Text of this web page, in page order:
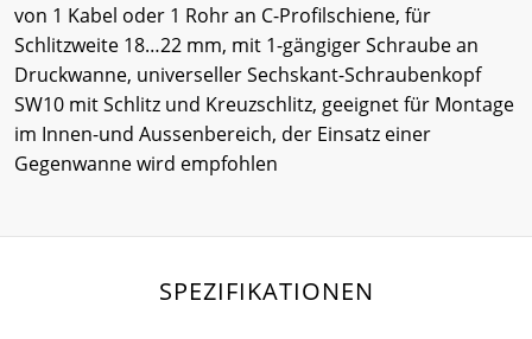
von 1 Kabel oder 1 Rohr an C-Profilschiene, für
Schlitzweite 18…22 mm, mit 1-gängiger Schraube an
Druckwanne, universeller Sechskant-Schraubenkopf
SW10 mit Schlitz und Kreuzschlitz, geeignet für Montage
im Innen-und Aussenbereich, der Einsatz einer
Gegenwanne wird empfohlen
SPEZIFIKATIONEN